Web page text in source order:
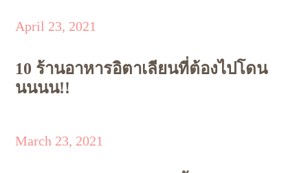
April 23, 2021
10 ร้านอาหารอิตาเลียนที่ต้องไปโดน
นนนน!!
March 23, 2021